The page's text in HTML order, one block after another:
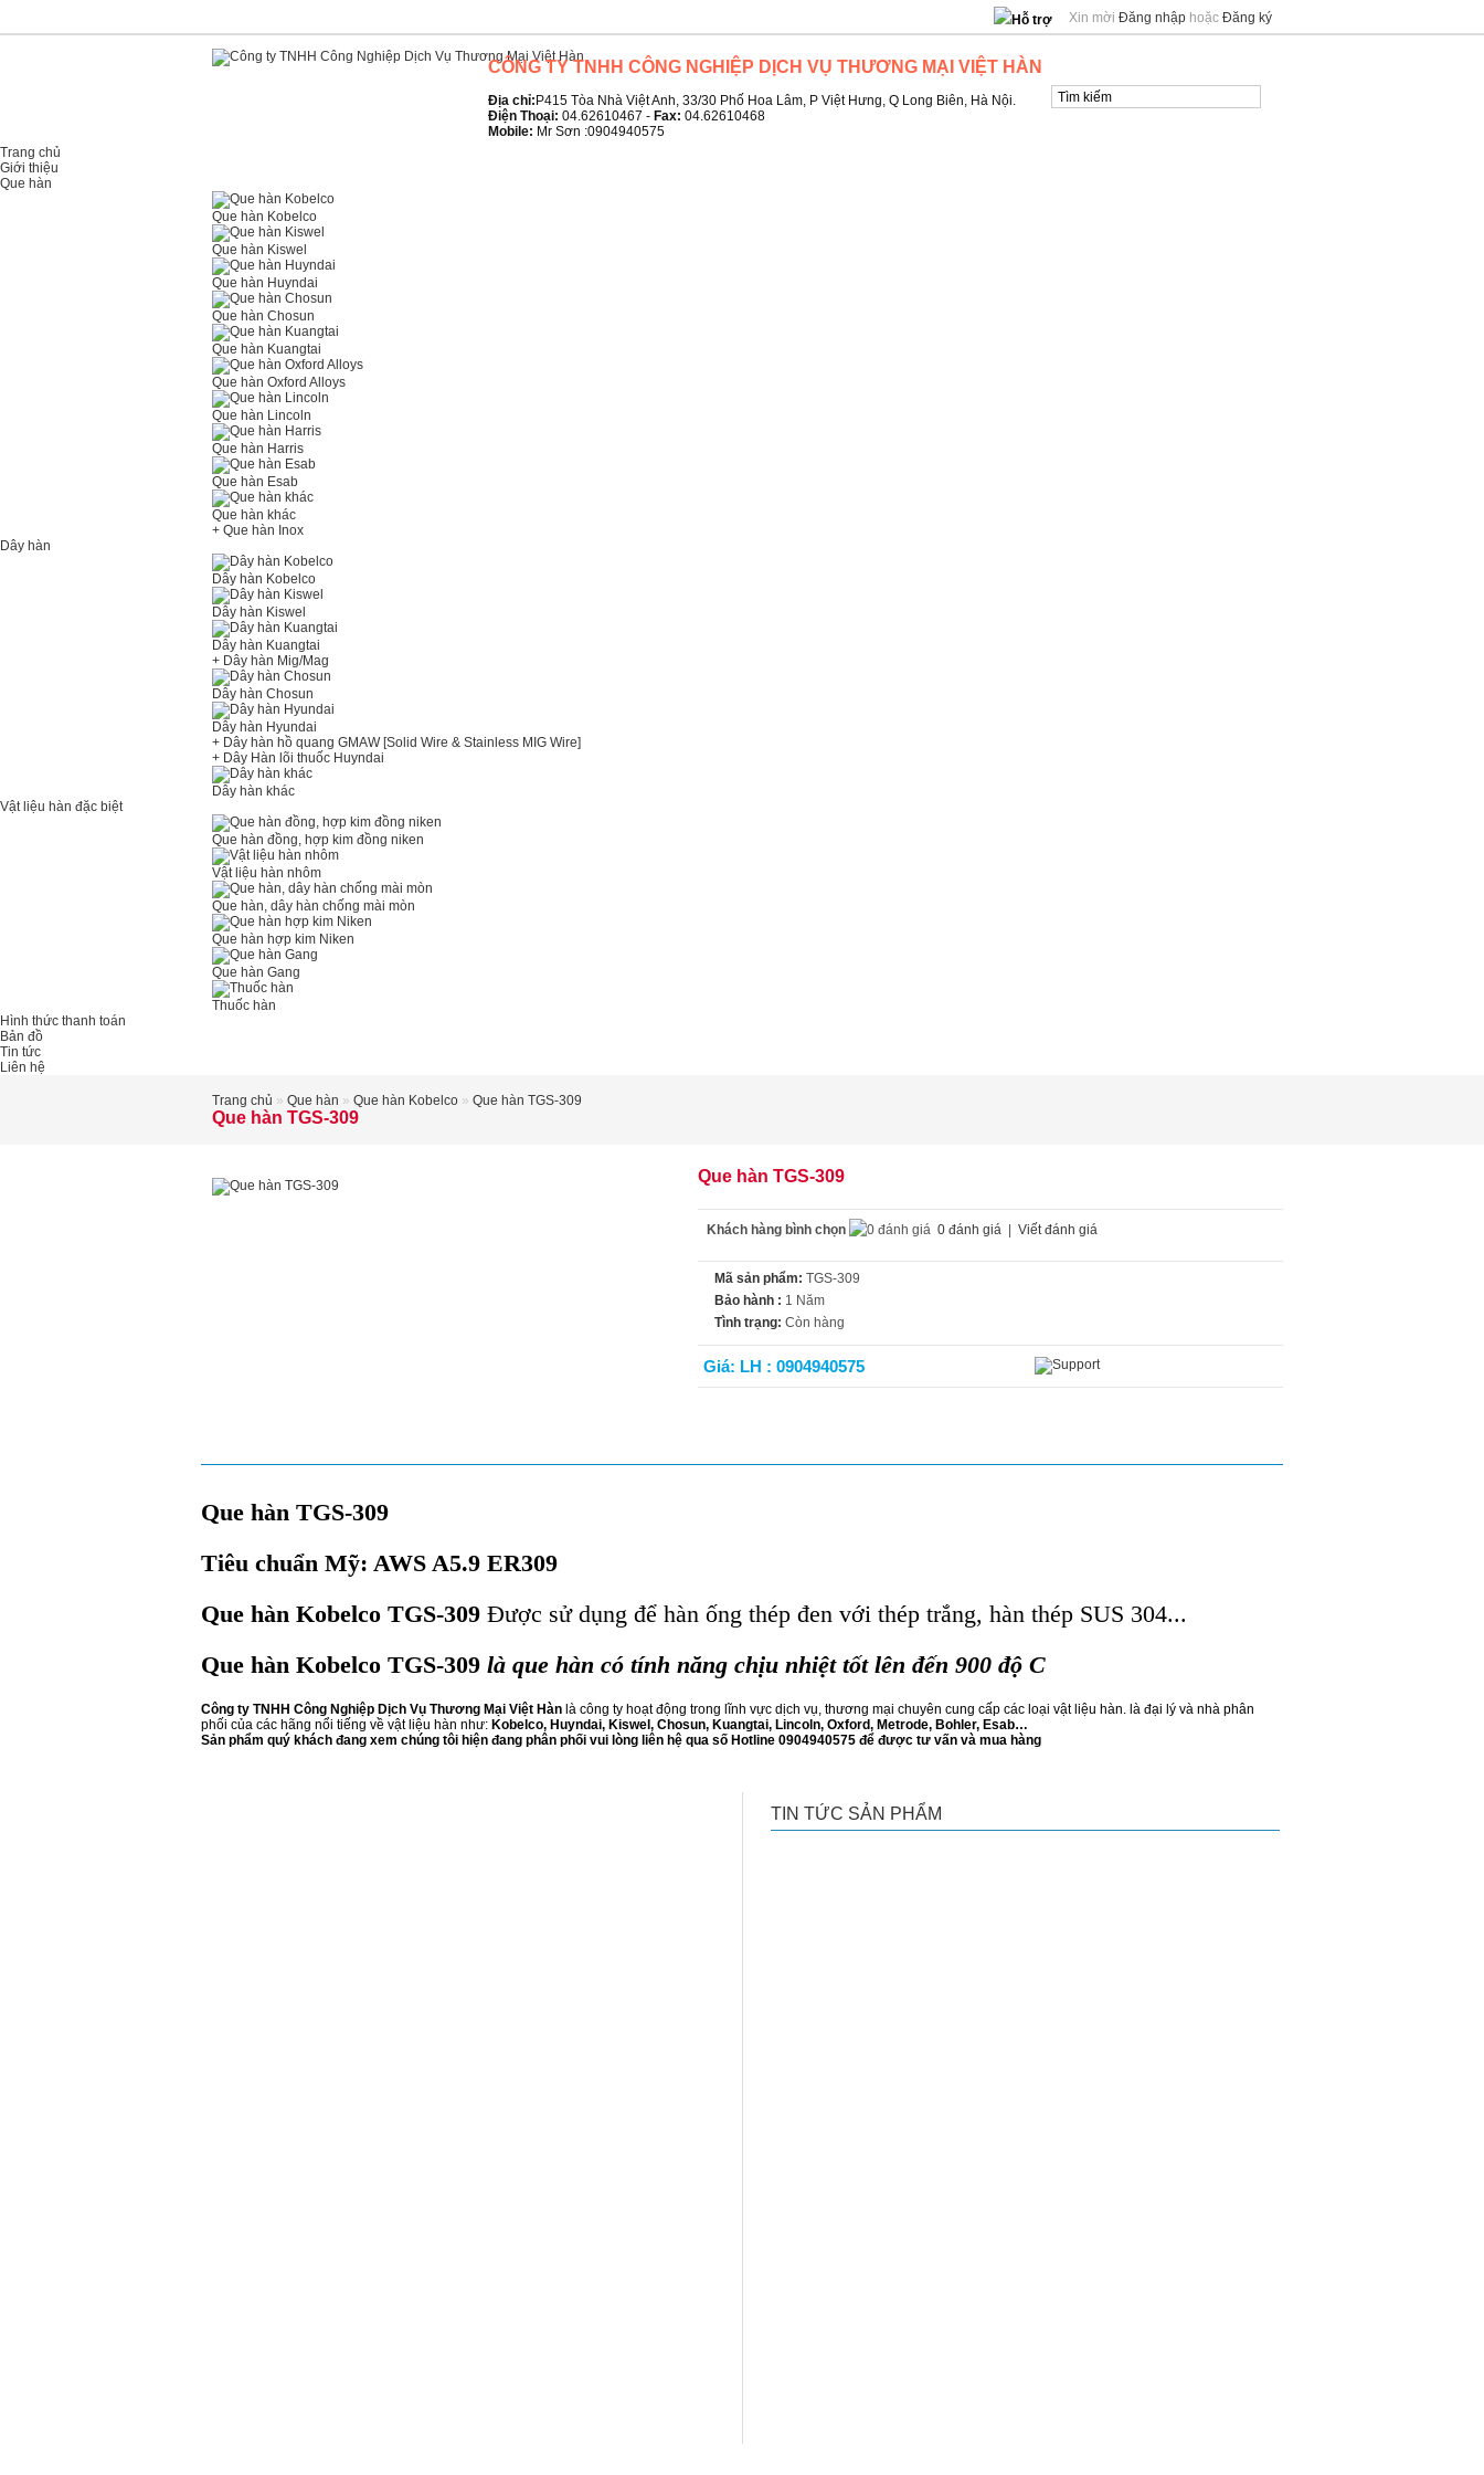
Xin mời Đăng nhập hoặc Đăng ký
Hỗ trợ
CÔNG TY TNHH CÔNG NGHIỆP DỊCH VỤ THƯƠNG MẠI VIỆT HÀN
Địa chỉ: P415 Tòa Nhà Việt Anh, 33/30 Phố Hoa Lâm, P Việt Hưng, Q Long Biên, Hà Nội.
Điện Thoại: 04.62610467 - Fax: 04.62610468
Mobile: Mr Sơn :0904940575
Trang chủ
Giới thiệu
Que hàn
Que hàn Kobelco
Que hàn Kiswel
Que hàn Huyndai
Que hàn Chosun
Que hàn Kuangtai
Que hàn Oxford Alloys
Que hàn Lincoln
Que hàn Harris
Que hàn Esab
Que hàn khác
+ Que hàn Inox
Dây hàn
Dây hàn Kobelco
Dây hàn Kiswel
Dây hàn Kuangtai
+ Dây hàn Mig/Mag
Dây hàn Chosun
Dây hàn Hyundai
+ Dây hàn hồ quang GMAW [Solid Wire & Stainless MIG Wire]
+ Dây Hàn lõi thuốc Huyndai
Dây hàn khác
Vật liệu hàn đặc biệt
Que hàn đồng, hợp kim đồng niken
Vật liệu hàn nhôm
Que hàn, dây hàn chống mài mòn
Que hàn hợp kim Niken
Que hàn Gang
Thuốc hàn
Hình thức thanh toán
Bản đồ
Tin tức
Liên hệ
Trang chủ » Que hàn » Que hàn Kobelco » Que hàn TGS-309
Que hàn TGS-309
Que hàn TGS-309
Khách hàng bình chọn 0 đánh giá Viết đánh giá
Mã sản phẩm: TGS-309
Bảo hành : 1 Năm
Tình trạng: Còn hàng
Giá: LH : 0904940575
Que hàn TGS-309
Tiêu chuẩn Mỹ: AWS A5.9 ER309
Que hàn Kobelco TGS-309 Được sử dụng để hàn ống thép đen với thép trắng, hàn thép SUS 304...
Que hàn Kobelco TGS-309 là que hàn có tính năng chịu nhiệt tốt lên đến 900 độ C
Công ty TNHH Công Nghiệp Dịch Vụ Thương Mại Việt Hàn là công ty hoạt động trong lĩnh vực dịch vụ, thương mại chuyên cung cấp các loại vật liệu hàn. là đại lý và nhà phân
phối của các hãng nổi tiếng về vật liệu hàn như: Kobelco, Huyndai, Kiswel, Chosun, Kuangtai, Lincoln, Oxford, Metrode, Bohler, Esab…
Sản phẩm quý khách đang xem chúng tôi hiện đang phân phối vui lòng liên hệ qua số Hotline 0904940575 để được tư vấn và mua hàng
TIN TỨC SẢN PHẨM